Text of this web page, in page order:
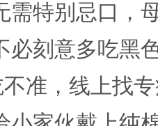
需特别忌口，
必刻意多吃黑
准，线上找